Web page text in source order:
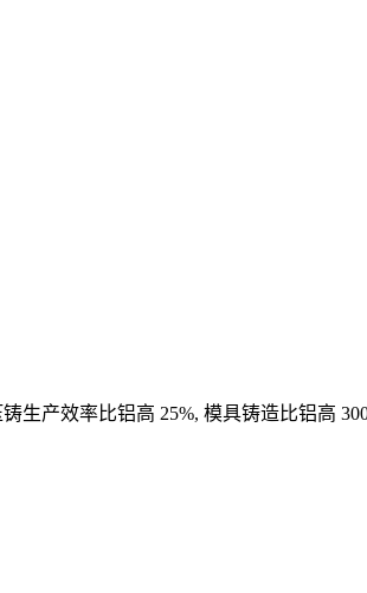
生产效率比铝高 25%, 模具铸造比铝高